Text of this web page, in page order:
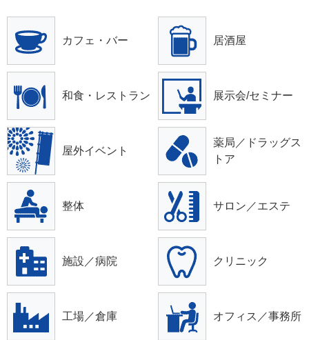
カフェ・バー 居酒屋
和食・レストラン 展示会/セミナー
屋外イベント
薬局／ドラッグス
トア
整体 サロン／エステ
施設／病院 クリニック
工場／倉庫 オフィス／事務所